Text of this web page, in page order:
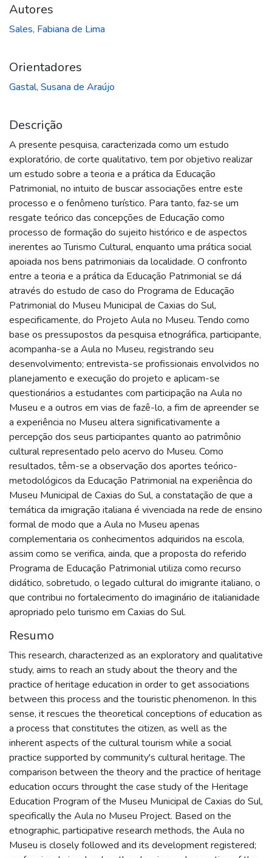
Autores
Sales, Fabiana de Lima
Orientadores
Gastal, Susana de Araújo
Descrição
A presente pesquisa, caracterizada como um estudo
exploratório, de corte qualitativo, tem por objetivo realizar
um estudo sobre a teoria e a prática da Educação
Patrimonial, no intuito de buscar associações entre este
processo e o fenômeno turístico. Para tanto, faz-se um
resgate teórico das concepções de Educação como
processo de formação do sujeito histórico e de aspectos
inerentes ao Turismo Cultural, enquanto uma prática social
apoiada nos bens patrimoniais da localidade. O confronto
entre a teoria e a prática da Educação Patrimonial se dá
através do estudo de caso do Programa de Educação
Patrimonial do Museu Municipal de Caxias do Sul,
especificamente, do Projeto Aula no Museu. Tendo como
base os pressupostos da pesquisa etnográfica, participante,
acompanha-se a Aula no Museu, registrando seu
desenvolvimento; entrevista-se profissionais envolvidos no
planejamento e execução do projeto e aplicam-se
questionários a estudantes com participação na Aula no
Museu e a outros em vias de fazê-lo, a fim de apreender se
a experiência no Museu altera significativamente a
percepção dos seus participantes quanto ao patrimônio
cultural representado pelo acervo do Museu. Como
resultados, têm-se a observação dos aportes teórico-
metodológicos da Educação Patrimonial na experiência do
Museu Municipal de Caxias do Sul, a constatação de que a
temática da imigração italiana é vivenciada na rede de ensino
formal de modo que a Aula no Museu apenas
complementaria os conhecimentos adquiridos na escola,
assim como se verifica, ainda, que a proposta do referido
Programa de Educação Patrimonial utiliza como recurso
didático, sobretudo, o legado cultural do imigrante italiano, o
que contribui no fortalecimento do imaginário de italianidade
apropriado pelo turismo em Caxias do Sul.
Resumo
This research, characterized as an exploratory and qualitative
study, aims to reach an study about the theory and the
practice of heritage education in order to get associations
between this process and the touristic phenomenon. In this
sense, it rescues the theoretical conceptions of education as
a process that constitutes the citizen, as well as the
inherent aspects of the cultural tourism while a social
practice supported by community's cultural heritage. The
comparison between the theory and the practice of heritage
education occurs throught the case study of the Heritage
Education Program of the Museu Municipal de Caxias do Sul,
specifically the Aula no Museu Project. Based on the
etnographic, participative research methods, the Aula no
Museu is closely followed and its development registered;